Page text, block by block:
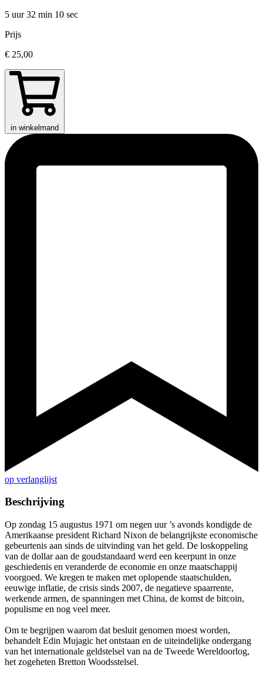
5 uur 32 min 10 sec
Prijs
€ 25,00
in winkelmand
op verlanglijst
Beschrijving
Op zondag 15 augustus 1971 om negen uur ’s avonds kondigde de
Amerikaanse president Richard Nixon de belangrijkste economische
gebeurtenis aan sinds de uitvinding van het geld. De loskoppeling
van de dollar aan de goudstandaard werd een keerpunt in onze
geschiedenis en veranderde de economie en onze maatschappij
voorgoed. We kregen te maken met oplopende staatschulden,
eeuwige inflatie, de crisis sinds 2007, de negatieve spaarrente,
werkende armen, de spanningen met China, de komst de bitcoin,
populisme en nog veel meer.
Om te begrijpen waarom dat besluit genomen moest worden,
behandelt Edin Mujagic het ontstaan en de uiteindelijke ondergang
van het internationale geldstelsel van na de Tweede Wereldoorlog,
het zogeheten Bretton Woodsstelsel.